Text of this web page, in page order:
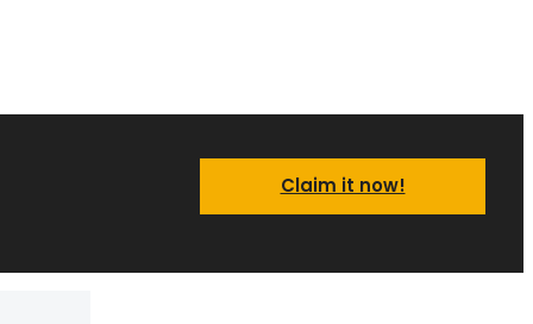
Claim it now!